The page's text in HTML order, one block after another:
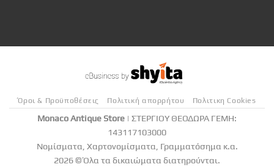
Όροι & Προϋποθέσεις Πολιτική απορρήτου Πολιτικη Cookies
Monaco Antique Store | ΣΤΕΡΓΙΟΥ ΘΕΟΔΩΡΑ ΓΕΜΗ:
143117103000
Νομίσματα, Χαρτονομίσματα, Γραμματόσημα κ.α.
2026 © Όλα τα δικαιώματα διατηρούνται.